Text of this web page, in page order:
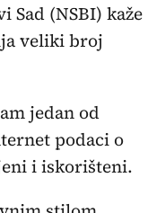
(NSBI) kaže
veliki broj
jedan od
podaci o
i iskorišteni.